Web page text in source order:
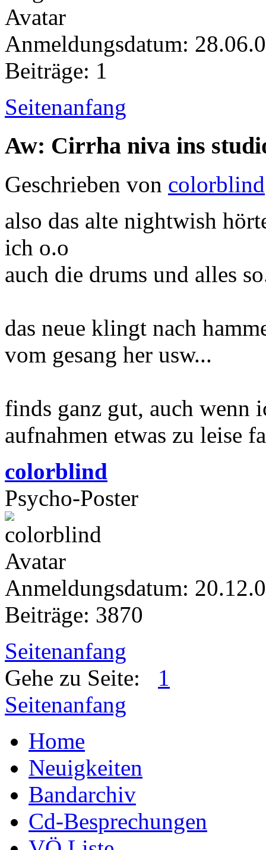
Anmeldungsdatum:
Beiträge: 1
Seitenanfang
Aw: Cirrha niva ins
Geschrieben von colorblind
also das alte nightwish
ich o.o
auch die drums und alles
das neue klingt nach
vom gesang her usw...
finds ganz gut, auch wenn
aufnahmen etwas zu leise
colorblind
Psycho-Poster
Anmeldungsdatum:
Beiträge: 3870
Seitenanfang
Gehe zu Seite: 1
Seitenanfang
Home
Neuigkeiten
Bandarchiv
Cd-Besprechungen